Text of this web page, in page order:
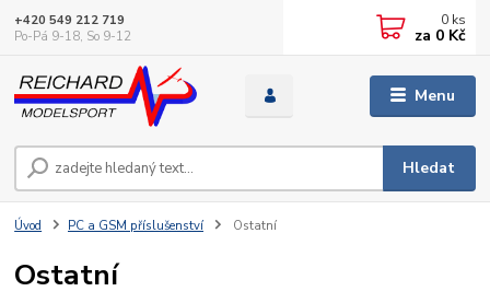
Menu
Hledat
+420 549 212 719
Po-Pá 9-18, So 9-12
0 ks
za 0 Kč
Úvod PC a GSM příslušenství Ostatní
Ostatní